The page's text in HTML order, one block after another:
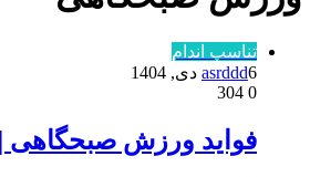
تناسب اندام
asrddd6 دی, 1404
0
فواید ورزش صبحگاهی